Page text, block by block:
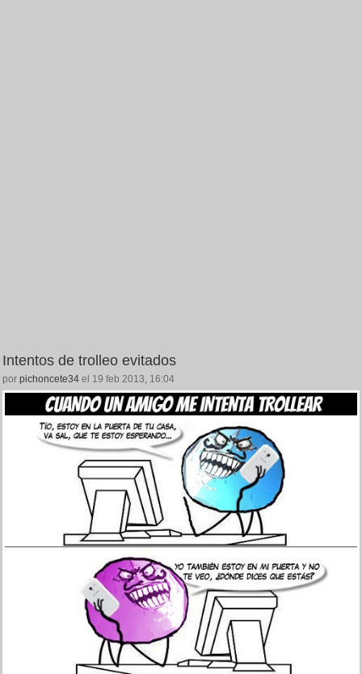
Intentos de trolleo evitados
por pichoncete34 el 19 feb 2013, 16:04